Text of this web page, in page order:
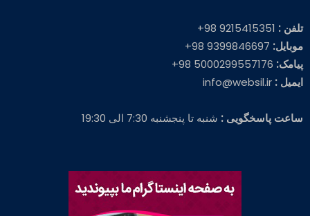
تلفن :
موبایل:
پیامک:
ایمیل :
ساعت پاسخگویی : شنبه تا پنجشنبه 7:30 الی 19:30